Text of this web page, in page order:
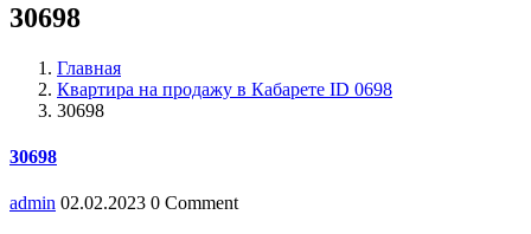
30698
Главная
Квартира на продажу в Кабарете ID 0698
30698
30698
admin 02.02.2023 0 Comment